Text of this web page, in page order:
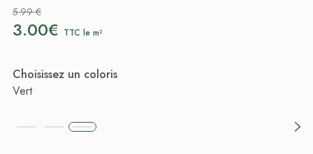
5.99 €
3.00€ TTC le m²
Choisissez un coloris
Vert